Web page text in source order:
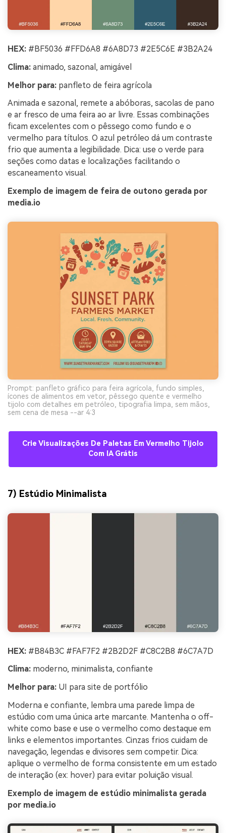
HEX: #BF5036 #FFD6A8 #6A8D73 #2E5C6E #3B2A24
Clima: animado, sazonal, amigável
Melhor para: panfleto de feira agrícola
Animada e sazonal, remete a abóboras, sacolas de pano
e ar fresco de uma feira ao ar livre. Essas combinações
ficam excelentes com o pêssego como fundo e o
vermelho para títulos. O azul petróleo dá um contraste
frio que aumenta a legibilidade. Dica: use o verde para
seções como datas e localizações facilitando o
escaneamento visual.
Exemplo de imagem de feira de outono gerada por
media.io
Prompt: panfleto gráfico para feira agrícola, fundo simples,
ícones de alimentos em vetor, pêssego quente e vermelho
tijolo com detalhes em petróleo, tipografia limpa, sem mãos,
sem cena de mesa --ar 4:3
Crie Visualizações De Paletas Em Vermelho Tijolo
Com IA Grátis
7) Estúdio Minimalista
HEX: #B84B3C #FAF7F2 #2B2D2F #C8C2B8 #6C7A7D
Clima: moderno, minimalista, confiante
Melhor para: UI para site de portfólio
Moderna e confiante, lembra uma parede limpa de
estúdio com uma única arte marcante. Mantenha o off-
white como base e use o vermelho como destaque em
links e elementos importantes. Cinzas frios cuidam de
navegação, legendas e divisores sem competir. Dica:
aplique o vermelho de forma consistente em um estado
de interação (ex: hover) para evitar poluição visual.
Exemplo de imagem de estúdio minimalista gerada
por media.io